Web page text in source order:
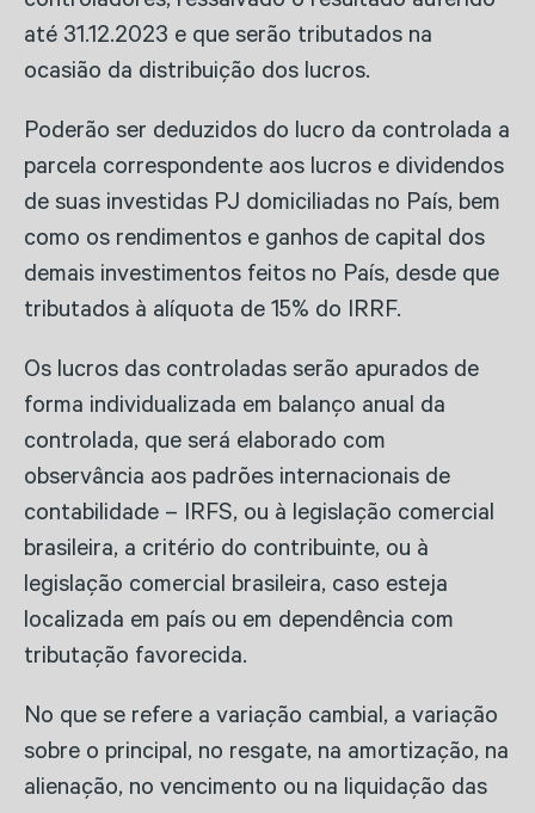
até 31.12.2023 e que serão tributados na
ocasião da distribuição dos lucros.
Poderão ser deduzidos do lucro da controlada a
parcela correspondente aos lucros e dividendos
de suas investidas PJ domiciliadas no País, bem
como os rendimentos e ganhos de capital dos
demais investimentos feitos no País, desde que
tributados à alíquota de 15% do IRRF.
Os lucros das controladas serão apurados de
forma individualizada em balanço anual da
controlada, que será elaborado com
observância aos padrões internacionais de
contabilidade – IRFS, ou à legislação comercial
brasileira, a critério do contribuinte, ou à
legislação comercial brasileira, caso esteja
localizada em país ou em dependência com
tributação favorecida.
No que se refere a variação cambial, a variação
sobre o principal, no resgate, na amortização, na
alienação, no vencimento ou na liquidação das